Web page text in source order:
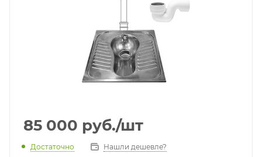
85 000 руб./шт
Достаточно Нашли дешевле?